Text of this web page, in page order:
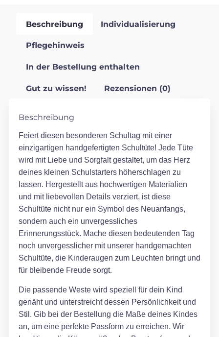
Beschreibung Individualisierung
Pflegehinweis
In der Bestellung enthalten
Gut zu wissen! Rezensionen (0)
Beschreibung
Feiert diesen besonderen Schultag mit einer
einzigartigen handgefertigten Schultüte! Jede Tüte
wird mit Liebe und Sorgfalt gestaltet, um das Herz
deines kleinen Schulstarters höherschlagen zu
lassen. Hergestellt aus hochwertigen Materialien
und mit liebevollen Details verziert, ist diese
Schultüte nicht nur ein Symbol des Neuanfangs,
sondern auch ein unvergessliches
Erinnerungsstück. Mache diesen bedeutenden Tag
noch unvergesslicher mit unserer handgemachten
Schultüte, die Kinderaugen zum Leuchten bringt und
für bleibende Freude sorgt.
Die passende Weste wird speziell für dein Kind
genäht und unterstreicht dessen Persönlichkeit und
Stil. Gib bei der Bestellung die Maße deines Kindes
an, um eine perfekte Passform zu erreichen. Wir